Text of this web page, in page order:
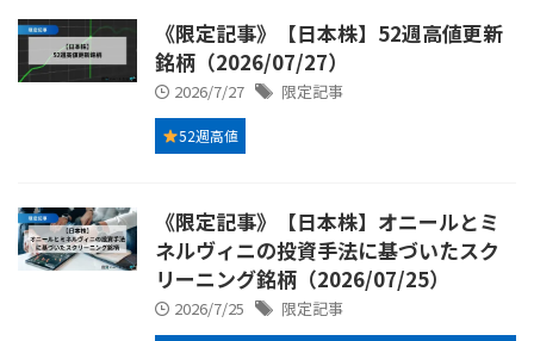
《限定記事》【日本株】52週高値更新
銘柄（2026/07/27）
2026/7/27 限定記事
52週高値
《限定記事》【日本株】オニールとミ
ネルヴィニの投資手法に基づいたスク
リーニング銘柄（2026/07/25）
2026/7/25 限定記事